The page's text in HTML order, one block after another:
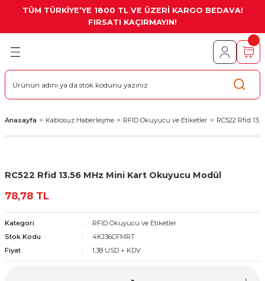
TÜM TÜRKİYE’YE 1800 TL VE ÜZERİ KARGO BEDAVA!
FIRSATI KAÇIRMAYIN!
Geri Dön
Kartları
Geri Dön
Kartlar
Ürünler
Geri Dön
Geri Dön
Pi Gsm / Gps Shield
/ Akıllı Ev Sistemleri
Konnektörler
Geri Dön
Kartları
Geri Dön
TFT LCD Display
Lcd Display
Geri Dön
CNC
Anasayfa Kablosuz Haberleşme RFID Okuyucu ve Etiketler RC522 Rfid
RC522 Rfid 13.56 MHz Mini Kart Okuyucu Modül
78,78 TL
Kategori
RFID Okuyucu ve Etiketler
Stok Kodu
4KJ36CFMRT
Fiyat
1,38 USD + KDV